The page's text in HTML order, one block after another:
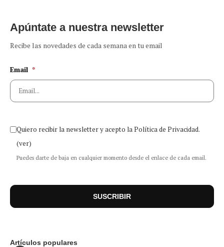
Apúntate a nuestra newsletter
Recibe las novedades de cada semana en tu email
Email *
Quiero recibir la newsletter y acepto la Política de Privacidad.
(ver)
Puedes darte de baja en cualquier momento desde el enlace de cada email.
Artículos populares